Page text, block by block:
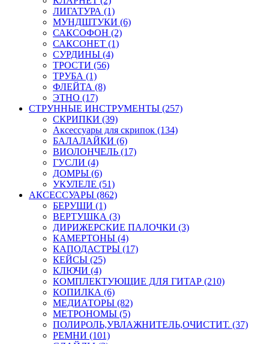
ЛИГАТУРА (1)
МУНДШТУКИ (6)
САКСОФОН (2)
САКСОНЕТ (1)
СУРДИНЫ (4)
ТРОСТИ (56)
ТРУБА (1)
ФЛЕЙТА (8)
ЭТНО (17)
СТРУННЫЕ ИНСТРУМЕНТЫ (257)
СКРИПКИ (39)
Аксессуары для скрипок (134)
БАЛАЛАЙКИ (6)
ВИОЛОНЧЕЛЬ (17)
ГУСЛИ (4)
ДОМРЫ (6)
УКУЛЕЛЕ (51)
АКСЕССУАРЫ (862)
БЕРУШИ (1)
ВЕРТУШКА (3)
ДИРИЖЕРСКИЕ ПАЛОЧКИ (3)
КАМЕРТОНЫ (4)
КАПОДАСТРЫ (17)
КЕЙСЫ (25)
КЛЮЧИ (4)
КОМПЛЕКТУЮЩИЕ ДЛЯ ГИТАР (210)
КОПИЛКА (6)
МЕДИАТОРЫ (82)
МЕТРОНОМЫ (5)
ПОЛИРОЛЬ,УВЛАЖНИТЕЛЬ,ОЧИСТИТ. (37)
РЕМНИ (101)